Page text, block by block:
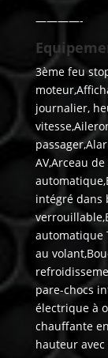
————-
3ème feu
journalier,
AV,Arceau
intégré dans
automatique
au
pare-chocs
électrique à
chauffante
hauteur